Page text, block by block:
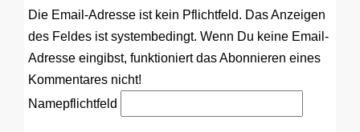
Die Email-Adresse ist kein Pflichtfeld. Das Anzeigen
des Feldes ist systembedingt. Wenn Du keine Email-
Adresse eingibst, funktioniert das Abonnieren eines
Kommentares nicht!
Namepflichtfeld